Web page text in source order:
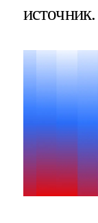
источник.